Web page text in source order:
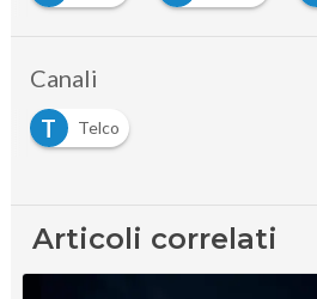
Canali
T
Telco
Articoli correlati